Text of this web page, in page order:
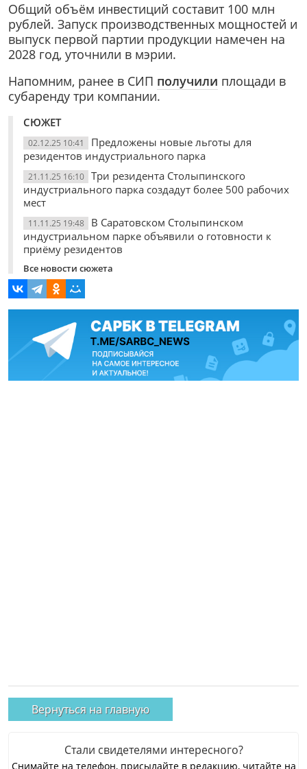
Общий объём инвестиций составит 100 млн
рублей. Запуск производственных мощностей и
выпуск первой партии продукции намечен на
2028 год, уточнили в мэрии.
Напомним, ранее в СИП получили площади в
субаренду три компании.
СЮЖЕТ
02.12.25 10:41
Предложены новые льготы для
резидентов индустриального парка
21.11.25 16:10
Три резидента Столыпинского
индустриального парка создадут более 500 рабочих
мест
11.11.25 19:48
В Саратовском Столыпинском
индустриальном парке объявили о готовности к
приёму резидентов
Все новости сюжета
Вернуться на главную
Стали свидетелями интересного?
Снимайте на телефон, присылайте в редакцию, читайте на